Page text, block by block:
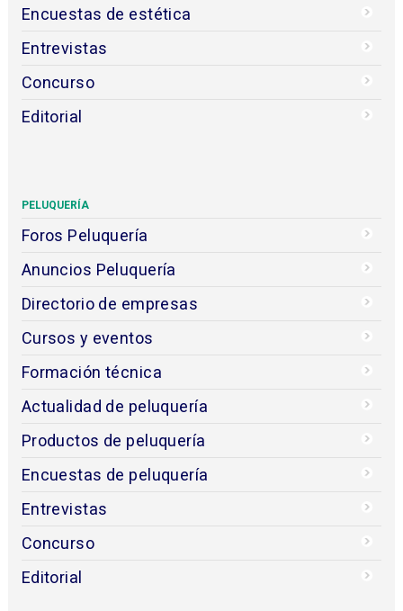
Encuestas de estética
Entrevistas
Concurso
Editorial
PELUQUERÍA
Foros Peluquería
Anuncios Peluquería
Directorio de empresas
Cursos y eventos
Formación técnica
Actualidad de peluquería
Productos de peluquería
Encuestas de peluquería
Entrevistas
Concurso
Editorial